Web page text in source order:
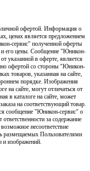
офертой. Информация о
ценах является предложением
сервис" полученной оферты
и его цены. Сообщение "Юникон-
указанной в оферте, является
офертой со стороны "Юникон-
товаров, указанная на сайте,
порядке. Изображения
на сайте, могут отличаться от
в каталоге на сайте, может
на соответствующий товар.
сообщение "Юникон-сервис" о
за содержание
несоответствие
размещаемых Пользователями
и изображений.